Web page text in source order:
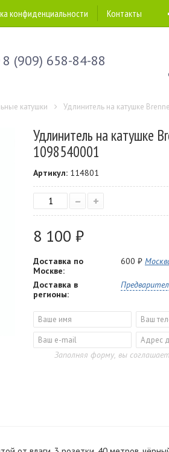
конфиденциальности Контакты
8 (909) 658-84-88
катушки Удлинитель на катушке
Удлинитель на катушке
1098540001
Артикул: 114801
– +
8 100 ₽
Доставка по
Москве:
600 ₽
Доставка в
регионы:
Заполняя форму, вы